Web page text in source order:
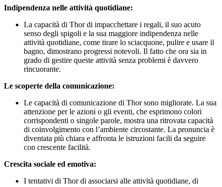
Indipendenza nelle attività quotidiane:
La capacità di Thor di impacchettare i regali, il suo acuto
senso degli spigoli e la sua maggiore indipendenza nelle
attività quotidiane, come tirare lo sciacquone, pulire e usare il
bagno, dimostrano progressi notevoli. Il fatto che ora sia in
grado di gestire queste attività senza problemi è davvero
rincuorante.
Le scoperte della comunicazione:
Le capacità di comunicazione di Thor sono migliorate. La sua
attenzione per le azioni o gli eventi, che esprimono colori
corrispondenti o singole parole, mostra una ritrovata capacità
di coinvolgimento con l’ambiente circostante. La pronuncia è
diventata più chiara e affronta le istruzioni facili da seguire
con crescente facilità.
Crescita sociale ed emotiva:
I tentativi di Thor di associarsi alle attività quotidiane, di